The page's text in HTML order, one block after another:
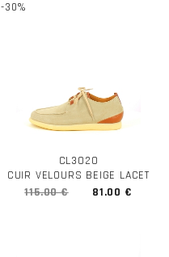
-30%
CL3020
CUIR VELOURS BEIGE LACET
115.00 €
81.00 €